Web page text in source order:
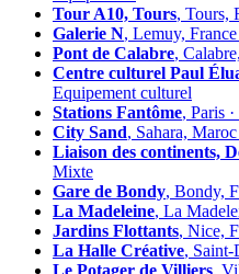
Tour A10, Tours, Tours,
Galerie N, Lemuy,
Pont de Calabre,
Centre culturel Paul
Equipement culturel
Stations Fantôme, Paris
City Sand, Sahara,
Liaison des continents,
Mixte
Gare de Bondy, Bondy,
La Madeleine, La
Jardins Flottants, Nice,
La Halle Créative, Saint-
Le Potager de Villiers,